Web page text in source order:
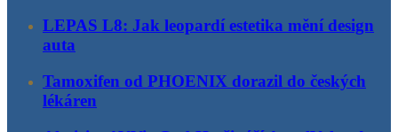
LEPAS L8: Jak leopardí estetika mění design
auta
Tamoxifen od PHOENIX dorazil do českých
lékáren